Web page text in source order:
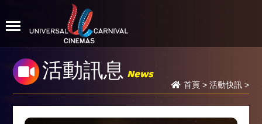
活動訊息 News
首頁> 活動快訊>